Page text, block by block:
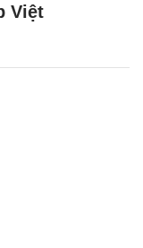
Việt